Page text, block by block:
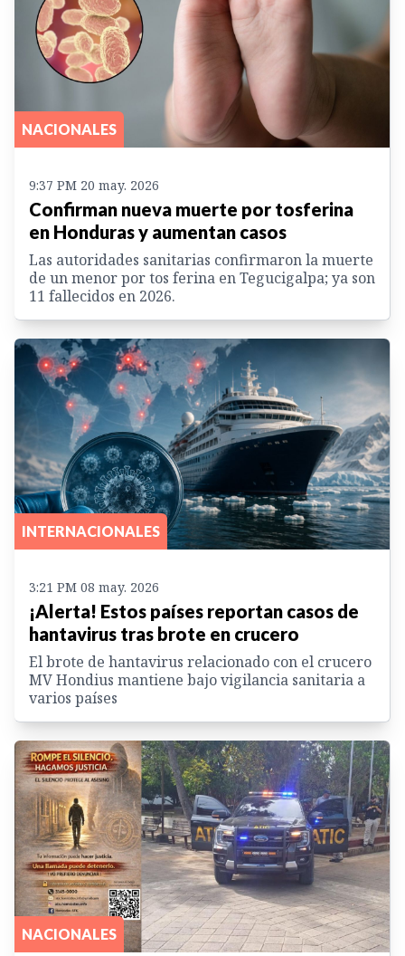
NACIONALES
9:37 PM 20 may. 2026
Confirman nueva muerte por tosferina
en Honduras y aumentan casos
Las autoridades sanitarias confirmaron la muerte
de un menor por tos ferina en Tegucigalpa; ya son
11 fallecidos en 2026.
INTERNACIONALES
3:21 PM 08 may. 2026
¡Alerta! Estos países reportan casos de
hantavirus tras brote en crucero
El brote de hantavirus relacionado con el crucero
MV Hondius mantiene bajo vigilancia sanitaria a
varios países
NACIONALES